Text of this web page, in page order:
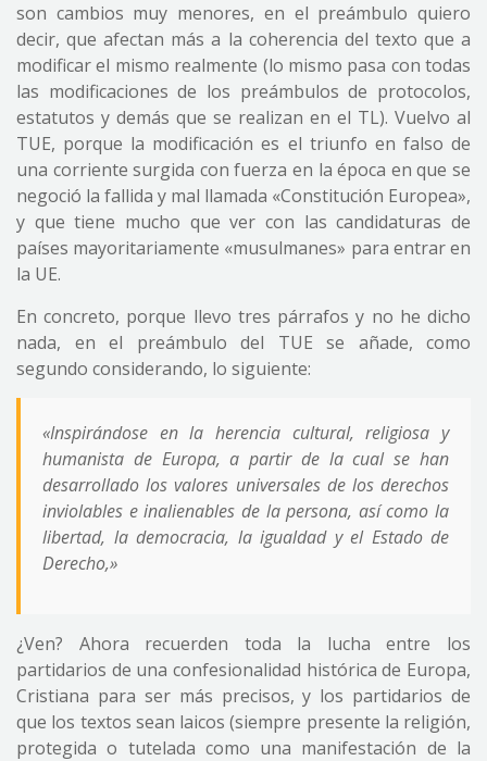
son cambios muy menores, en el preámbulo quiero
decir, que afectan más a la coherencia del texto que a
modificar el mismo realmente (lo mismo pasa con todas
las modificaciones de los preámbulos de protocolos,
estatutos y demás que se realizan en el TL). Vuelvo al
TUE, porque la modificación es el triunfo en falso de
una corriente surgida con fuerza en la época en que se
negoció la fallida y mal llamada «Constitución Europea»,
y que tiene mucho que ver con las candidaturas de
países mayoritariamente «musulmanes» para entrar en
la UE.
En concreto, porque llevo tres párrafos y no he dicho
nada, en el preámbulo del TUE se añade, como
segundo considerando, lo siguiente:
«Inspirándose en la herencia cultural, religiosa y
humanista de Europa, a partir de la cual se han
desarrollado los valores universales de los derechos
inviolables e inalienables de la persona, así como la
libertad, la democracia, la igualdad y el Estado de
Derecho,»
¿Ven? Ahora recuerden toda la lucha entre los
partidarios de una confesionalidad histórica de Europa,
Cristiana para ser más precisos, y los partidarios de
que los textos sean laicos (siempre presente la religión,
protegida o tutelada como una manifestación de la